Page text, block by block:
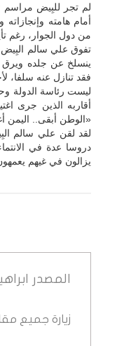
لم تجر للبِيض مراسم
أمام هامته
من دول الجوار، رغم
تفوق علي سالم البِيض
ينسلخ عن جلده ويرق
فقد تنازل عنه سلفا،
ليست رئاسة الدولة
أقاربه الذين جرى
«الوطن أبقى.. اليمن
لقد لقن علي سالم
دروسا عدة في
يزالون في غيهم
المصدر
زيارة جميع